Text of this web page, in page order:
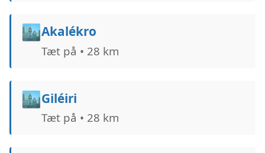
🏙️Akalékro
Tæt på • 28 km
🏙️Giléiri
Tæt på • 28 km